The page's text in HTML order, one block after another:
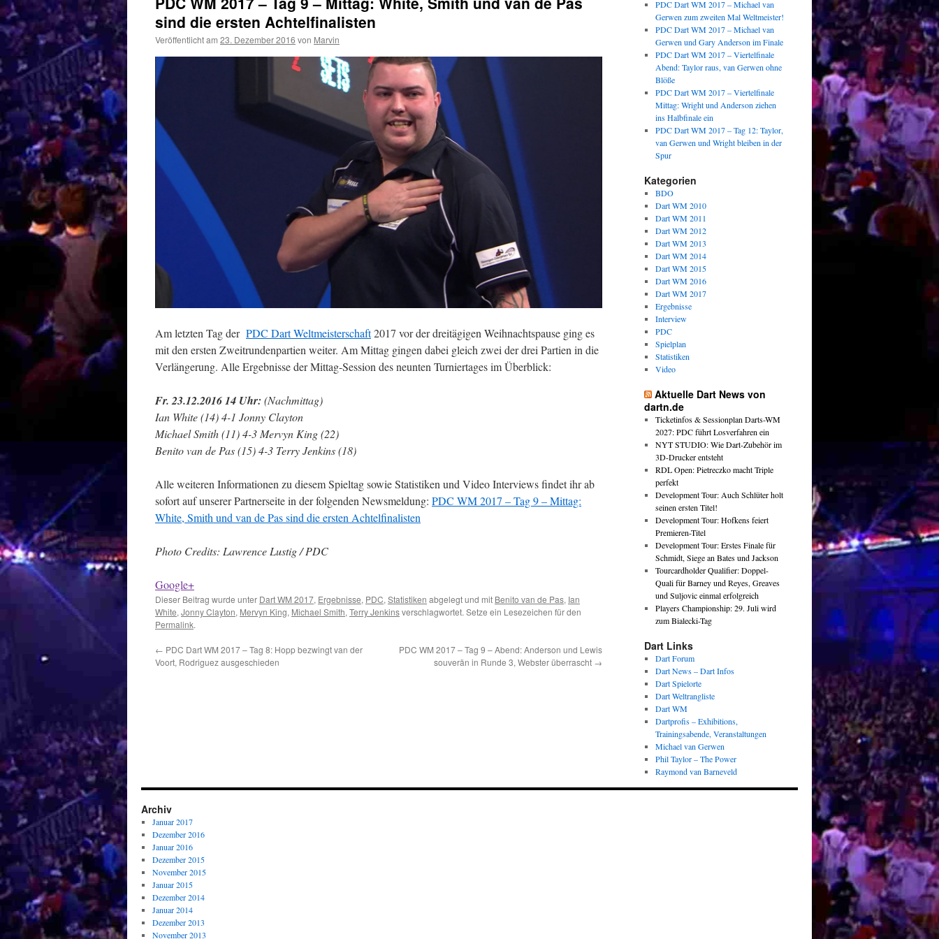
sind die ersten Achtelfinalisten
Veröffentlicht am 23. Dezember 2016 von Marvin
Am letzten Tag der PDC Dart Weltmeisterschaft2017 vor der dreitägigen Weihnachtspause ging es
mit den ersten Zweitrundenpartien weiter. Am Mittag gingen dabei gleich zwei der drei Partien in die
Verlängerung. Alle Ergebnisse der Mittag-Session des neunten Turniertages im Überblick:
Fr. 23.12.2016 14 Uhr: (Nachmittag)
Ian White (14) 4-1 Jonny Clayton
Michael Smith (11) 4-3 Mervyn King (22)
Benito van de Pas (15) 4-3 Terry Jenkins (18)
Alle weiteren Informationen zu diesem Spieltag sowie Statistiken und Video Interviews findet ihr ab
sofort auf unserer Partnerseite in der folgenden Newsmeldung: PDC WM 2017 – Tag 9 – Mittag:
White, Smith und van de Pas sind die ersten Achtelfinalisten
Photo Credits: Lawrence Lustig / PDC
Google+
Dieser Beitrag wurde unter Dart WM 2017, Ergebnisse, PDC, Statistiken abgelegt und mit Benito van de Pas, Ian
White, Jonny Clayton, Mervyn King, Michael Smith, Terry Jenkinsverschlagwortet. Setze ein Lesezeichen für den
Permalink.
← PDC Dart WM 2017 – Tag 8: Hopp bezwingt van der
Voort, Rodriguez ausgeschieden
PDC WM 2017 – Tag 9 – Abend: Anderson und Lewis
souverän in Runde 3, Webster überrascht →
PDC Dart WM 2017 – Michael van
Gerwen zum zweiten Mal Weltmeister!
PDC Dart WM 2017 – Michael van
Gerwen und Gary Anderson im Finale
PDC Dart WM 2017 – Viertelfinale
Abend: Taylor raus, van Gerwen ohne
Blöße
PDC Dart WM 2017 – Viertelfinale
Mittag: Wright und Anderson ziehen
ins Halbfinale ein
PDC Dart WM 2017 – Tag 12: Taylor,
van Gerwen und Wright bleiben in der
Spur
Kategorien
BDO
Dart WM 2010
Dart WM 2011
Dart WM 2012
Dart WM 2013
Dart WM 2014
Dart WM 2015
Dart WM 2016
Dart WM 2017
Ergebnisse
Interview
PDC
Spielplan
Statistiken
Video
Aktuelle Dart News von
dartn.de
Ticketinfos & Sessionplan Darts-WM
2027: PDC führt Losverfahren ein
NYT STUDIO: Wie Dart-Zubehör im
3D-Drucker entsteht
RDL Open: Pietreczko macht Triple
perfekt
Development Tour: Auch Schlüter holt
seinen ersten Titel!
Development Tour: Hofkens feiert
Premieren-Titel
Development Tour: Erstes Finale für
Schmidt, Siege an Bates und Jackson
Tourcardholder Qualifier: Doppel-
Quali für Barney und Reyes, Greaves
und Suljovic einmal erfolgreich
Players Championship: 29. Juli wird
zum Bialecki-Tag
Dart Links
Dart Forum
Dart News – Dart Infos
Dart Spielorte
Dart Weltrangliste
Dart WM
Dartprofis – Exhibitions,
Trainingsabende, Veranstaltungen
Michael van Gerwen
Phil Taylor – The Power
Raymond van Barneveld
Archiv
Januar 2017
Dezember 2016
Januar 2016
Dezember 2015
November 2015
Januar 2015
Dezember 2014
Januar 2014
Dezember 2013
November 2013